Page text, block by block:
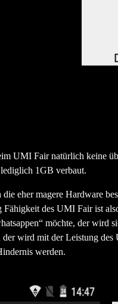
UMI Fair natürlich keine
1GB verbaut.
eher magere Hardware
des UMI Fair ist
möchte, der
der wird mit der Leistung
werden.